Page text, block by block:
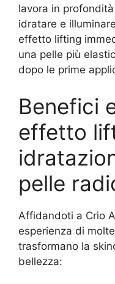
lavora in
idratare e
effetto lifting
una pelle più
dopo le prime
Benefici
effetto
pelle
Affidandoti a Crio
esperienza di
trasformano la
bellezza: